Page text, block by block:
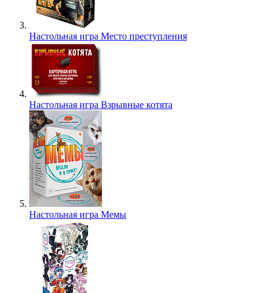
Настольная игра Место преступления
Настольная игра Взрывные котята
Настольная игра Мемы